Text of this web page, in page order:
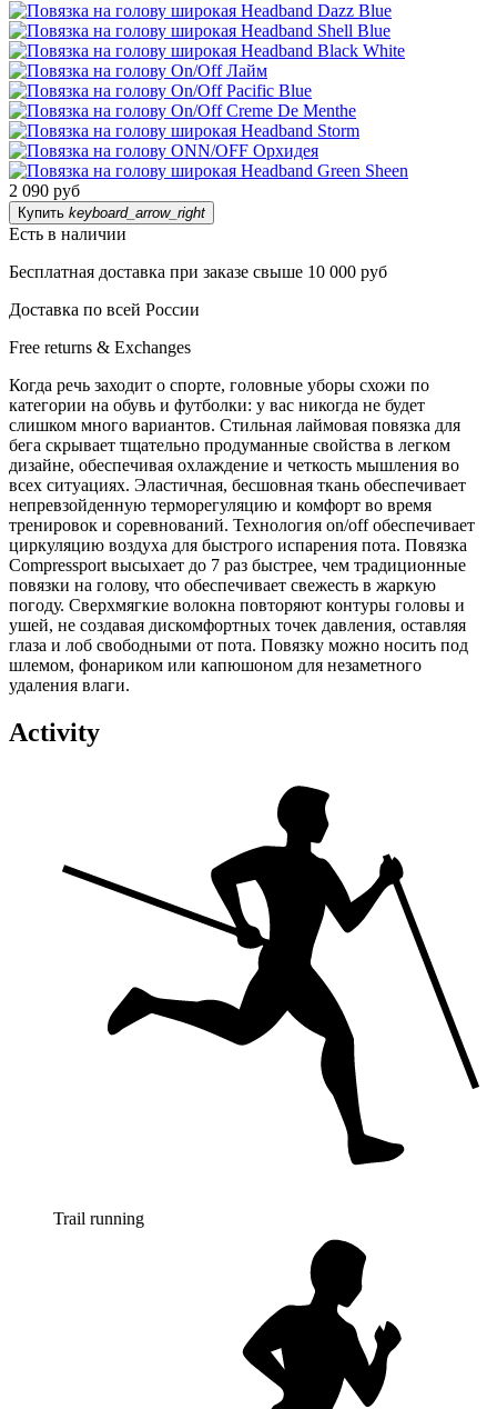
2 090 руб
Купить keyboard_arrow_right
Есть в наличии
Бесплатная доставка при заказе свыше 10 000 руб
Доставка по всей России
Free returns & Exchanges
Когда речь заходит о спорте, головные уборы схожи по
категории на обувь и футболки: у вас никогда не будет
слишком много вариантов. Стильная лаймовая повязка для
бега скрывает тщательно продуманные свойства в легком
дизайне, обеспечивая охлаждение и четкость мышления во
всех ситуациях. Эластичная, бесшовная ткань обеспечивает
непревзойденную терморегуляцию и комфорт во время
тренировок и соревнований. Технология on/off обеспечивает
циркуляцию воздуха для быстрого испарения пота. Повязка
Compressport высыхает до 7 раз быстрее, чем традиционные
повязки на голову, что обеспечивает свежесть в жаркую
погоду. Сверхмягкие волокна повторяют контуры головы и
ушей, не создавая дискомфортных точек давления, оставляя
глаза и лоб свободными от пота. Повязку можно носить под
шлемом, фонариком или капюшоном для незаметного
удаления влаги.
Activity
Trail running